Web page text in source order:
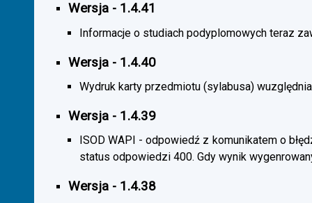
Wersja - 1.4.41
Informacje o studiach podyplomowych teraz
Wersja - 1.4.40
Wydruk karty przedmiotu (sylabusa)
Wersja - 1.4.39
ISOD WAPI - odpowiedź z komunikatem o
status odpowiedzi 400. Gdy wynik
Wersja - 1.4.38